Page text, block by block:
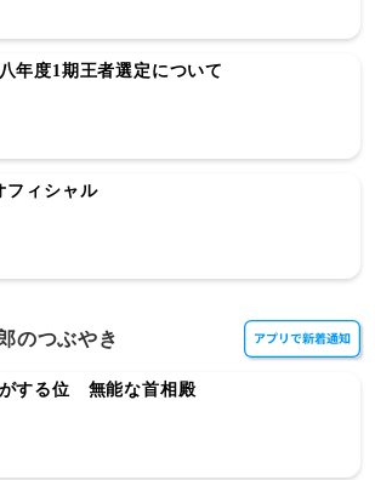
年度1期王者選定について
フィシャル
のつぶやき
する位 無能な首相殿